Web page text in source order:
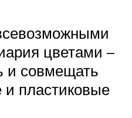
цветами –
и совмещать
и пластиковые